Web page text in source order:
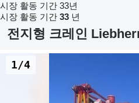
시장 활동 기간 33년
시장 활동 기간 33 년
전지형 크레인
1/4